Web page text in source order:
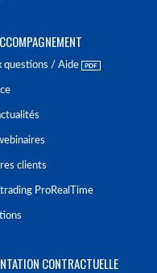
questions / Aide
clients
ProRealTime
CONTRACTUELLE